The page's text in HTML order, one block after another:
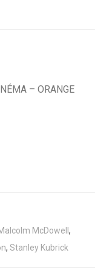
– ORANGE
McDowell ,
, Stanley Kubrick